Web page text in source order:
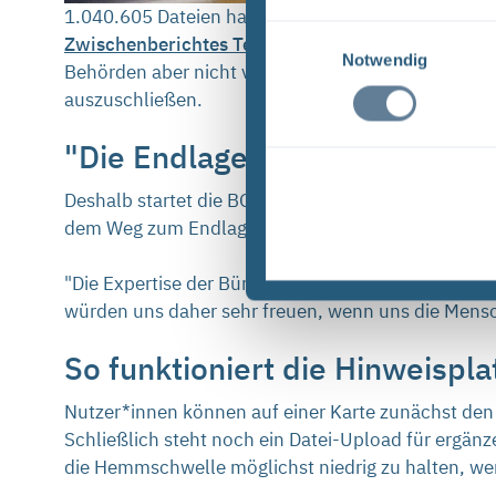
Notwendig
1.040.605 Dateien haben die BGE bis zum
Zwischenberichtes Teilgebiete, der am 28.
Behörden aber nicht vorliegen? Könnte es sein,
auszuschließen.
"Die Endlagersuche geht uns
Deshalb startet die BGE eine
dem Weg zum Endlager für hochradioaktive
"Die Expertise der Bürger*innen ist ein wertvolles
würden uns daher sehr freuen, wenn uns die
So funktioniert die
Nutzer*innen können auf einer Karte zunächst
Schließlich steht noch ein Datei-Upload für
die Hemmschwelle möglichst niedrig zu halten,